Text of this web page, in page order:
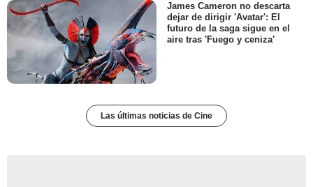
James Cameron no descarta
dejar de dirigir 'Avatar': El
futuro de la saga sigue en el
aire tras 'Fuego y ceniza'
Las últimas noticias de Cine